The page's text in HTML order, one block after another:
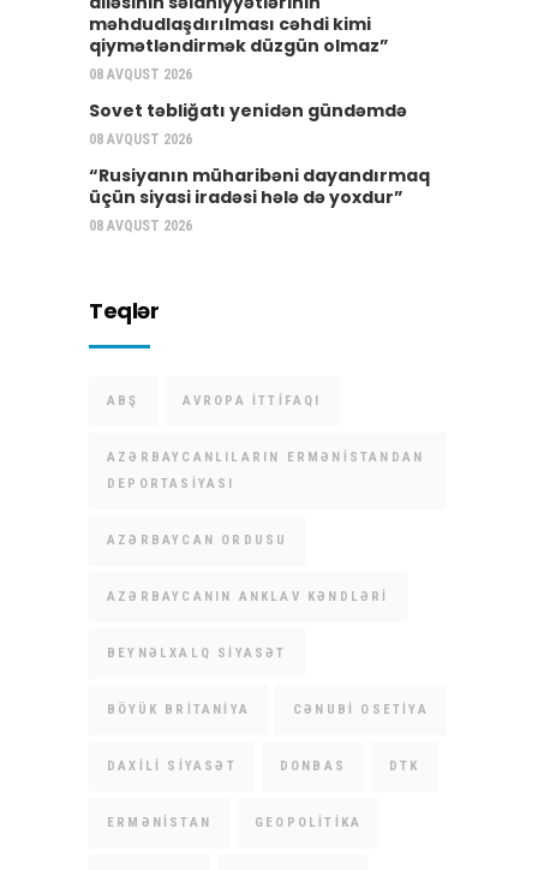
məhdudlaşdırılması cəhdi kimi
qiymətləndirmək düzgün olmaz”
08 AVQUST 2026
Sovet təbliğatı yenidən gündəmdə
08 AVQUST 2026
“Rusiyanın müharibəni dayandırmaq
üçün siyasi iradəsi hələ də yoxdur”
08 AVQUST 2026
Teqlər
ABŞ AVROPA İTTIFAQI
AZƏRBAYCANLILARIN ERMƏNISTANDAN
DEPORTASIYASI
AZƏRBAYCAN ORDUSU
AZƏRBAYCANIN ANKLAV KƏNDLƏRI
BEYNƏLXALQ SIYASƏT
BÖYÜK BRITANIYA CƏNUBI OSETIYA
DAXILI SIYASƏT DONBAS DTK
ERMƏNISTAN GEOPOLITIKA